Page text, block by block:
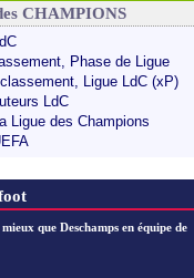
CHAMPIONS
Phase de Ligue
Ligue LdC (xP)
LdC
Ligue des Champions
que Deschamps en équipe de